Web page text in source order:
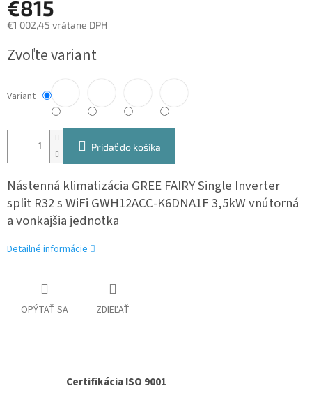
€815
€1 002,45 vrátane DPH
cena:
Zvoľte variant
Variant
Pridať do košíka
Nástenná klimatizácia GREE FAIRY Single Inverter
split R32 s WiFi GWH12ACC-K6DNA1F 3,5kW vnútorná
a vonkajšia jednotka
Detailné informácie
OPÝTAŤ SA ZDIEĽAŤ
Certifikácia ISO 9001